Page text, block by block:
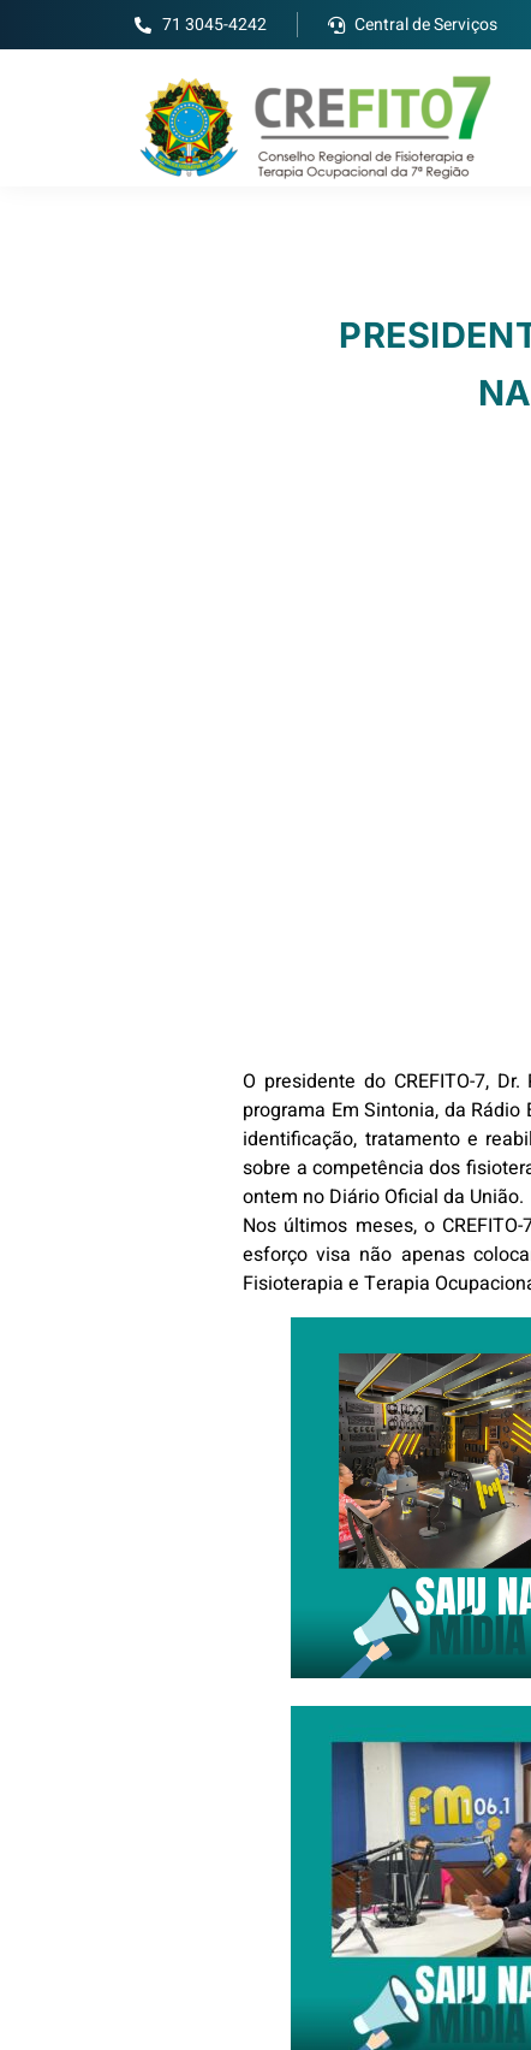
71 3045-4242 Central de Serviços
O presidente do CREFITO-7,
programa Em Sintonia, da
identificação, tratamento e
sobre a competência dos
ontem no Diário Oficial da União.
Nos últimos meses, o
esforço visa não apenas
Fisioterapia e Terapia